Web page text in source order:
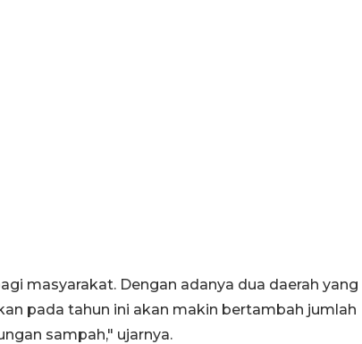
masyarakat. Dengan adanya dua daerah yang
pada tahun ini akan makin bertambah jumlah
sampah," ujarnya.